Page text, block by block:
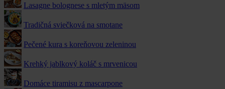
Lasagne bolognese s mletým mäsom
Tradičná sviečková na smotane
Pečené kura s koreňovou zeleninou
Krehký jablkový koláč s mrvenicou
Domáce tiramisu z mascarpone